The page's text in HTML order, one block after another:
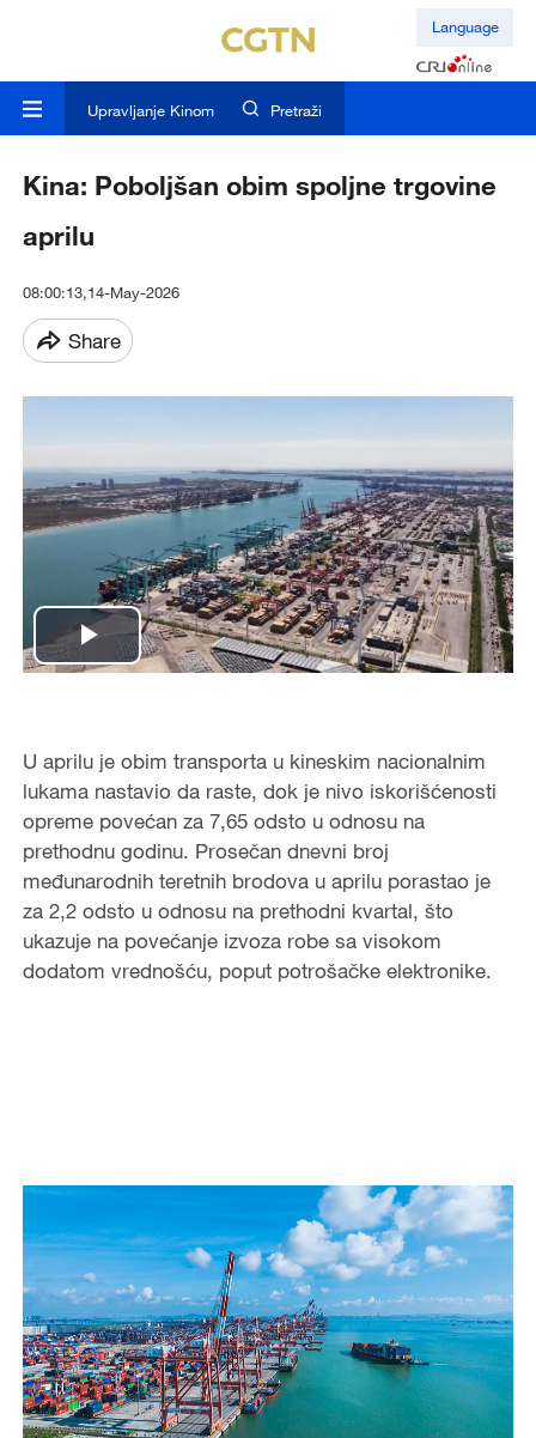
Language
Upravljanje Kinom Pretraži
Kina: Poboljšan obim spoljne trgovine
aprilu
08:00:13,14-May-2026
Share
Play
U aprilu je obim transporta u kineskim nacionalnim
lukama nastavio da raste, dok je nivo iskorišćenosti
opreme povećan za 7,65 odsto u odnosu na
prethodnu godinu. Prosečan dnevni broj
međunarodnih teretnih brodova u aprilu porastao je
za 2,2 odsto u odnosu na prethodni kvartal, što
ukazuje na povećanje izvoza robe sa visokom
dodatom vrednošću, poput potrošačke elektronike.